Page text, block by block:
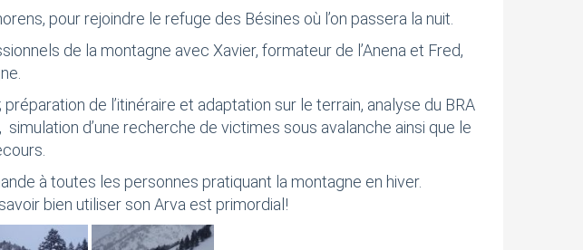
pour rejoindre le refuge des Bésines où l’on passera la nuit.
de la montagne avec Xavier, formateur de l’Anena et Fred,
de l’itinéraire et adaptation sur le terrain, analyse du BRA
simulation d’une recherche de victimes sous avalanche ainsi que le
à toutes les personnes pratiquant la montagne en hiver.
bien utiliser son Arva est primordial!